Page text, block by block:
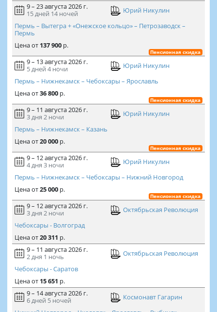
9 – 23 августа 2026 г.
15 дней 14 ночей
Юрий Никулин
Пермь – Вытегра + «Онежское кольцо» – Петрозаводск –
Пермь
Ценаот 137 900р.
Пенсионная скидка
9 – 13 августа 2026 г.
5 дней 4 ночи
Юрий Никулин
Пермь – Нижнекамск – Чебоксары – Ярославль
Ценаот36 800р.
Пенсионная скидка
9 – 11 августа 2026 г.
3 дня 2 ночи
Юрий Никулин
Пермь – Нижнекамск – Казань
Ценаот20 000р.
Пенсионная скидка
9 – 12 августа 2026 г.
4 дня 3 ночи
Юрий Никулин
Пермь – Нижнекамск – Чебоксары – Нижний Новгород
Ценаот25 000р.
Пенсионная скидка
9 – 12 августа 2026 г.
3 дня 2 ночи
Октябрьская Революция
Чебоксары - Волгоград
Ценаот20 311 р.
9 – 11 августа 2026 г.
2 дня 1 ночь
Октябрьская Революция
Чебоксары - Саратов
Ценаот 15 651 р.
9 – 14 августа 2026 г.
6 дней 5 ночей
Космонавт Гагарин